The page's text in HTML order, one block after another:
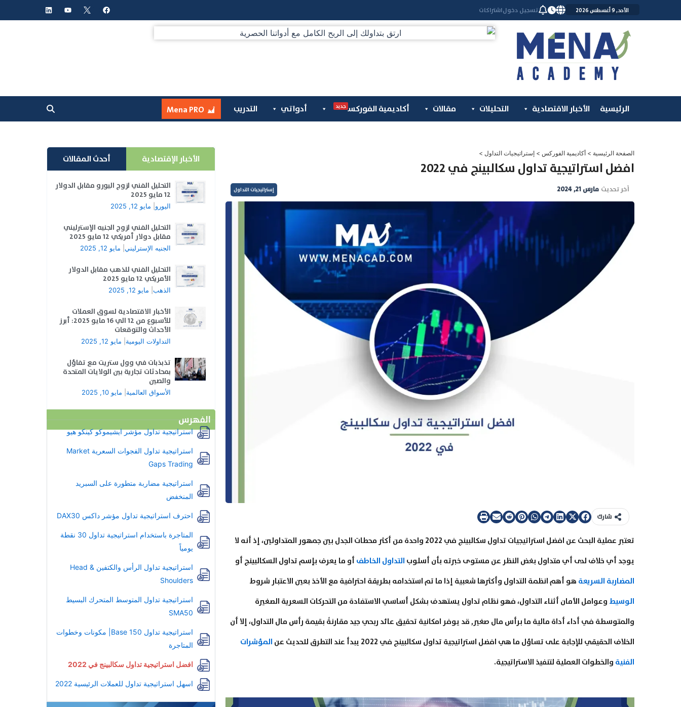
إلى
الأحد, 9 أغسطس 2026 تسجيل دخولاشتراكات
F
a
c
Y
o
u
L
i
n
الرئيسية الأخبار الاقتصادية التحليلات مقالات أكاديمية الفوركس جديد أدواتي التدريب Mena PRO
الصفحة الرئيسية > أكاديمية الفوركس > إستراتيجيات التداول >
افضل استراتيجية تداول سكالبينج في 2022
آخر تحديث مارس 21, 2024 إستراتيجيات التداول
شارك
تعتبر عملية البحث عن افضل استراتيجيات تداول سكالبينج في 2022 واحدة من أكثر محطات الجدل بين جمهور المتداولين، إذ أنه لا
يوجد أي خلاف لدى أي متداول بغض النظر عن مستوى خبرته بأن أسلوب التداول الخاطف أو ما يعرف بإسم تداول السكالبينج أو
المضاربة السريعة هو أهم انظمة التداول وأكثرها شعبية إذا ما تم استخدامه بطريقة احترافية مع الأخذ بعين الاعتبار شروط
الوسيط وعوامل الأمان أثناء التداول، فهو نظام تداول يستهدف بشكل أساسي الاستفادة من التحركات السعرية الصغيرة
والمتوسطة في أداء أداة مالية ما برأس مال صغير, قد يوفر امكانية تحقيق عائد ربحي جيد مقارنةً بقيمة رأس مال التداول، إلا أن
الخلاف الحقيقي للإجابة على تساؤل ما هي افضل استراتيجية تداول سكالبينج في 2022 يبدأ عند التطرق للحديث عن
المؤشرات
الفنية والخطوات العملية لتنفيذ الاستراتيجية.
الأخبار الإقتصادية أحدث المقالات
التحليل الفني لزوج اليورو مقابل الدولار
12 مايو 2025
اليورو مايو 12, 2025
التحليل الفني لزوج الجنيه الإسترليني
مقابل دولار أمريكي 12 مايو 2025
الجنيه الإسترليني مايو 12, 2025
التحليل الفني للذهب مقابل الدولار
الأمريكي 12 مايو 2025
الذهب مايو 12, 2025
الأخبار الاقتصادية لسوق العملات
للأسبوع من 12 الي 16 مايو 2025: أبرز
الأحداث والتوقعات
التداولات اليومية مايو 12, 2025
تذبذبات في وول ستريت مع تفاؤل
بمحادثات تجارية بين الولايات المتحدة
والصين
الأسواق العالمية مايو 10, 2025
الفهرس
استراتيجية تداول مؤشر ايشيموكو كينكو هيو
استراتيجية تداول الفجوات السعرية Market
Gaps Trading
استراتيجية مضاربة متطورة على السبريد
المنخفض
احترف استراتيجية تداول مؤشر داكس DAX30
المتاجرة باستخدام استراتيجية تداول 30 نقطة
يومياً
استراتيجية تداول الرأس والكتفين Head &
Shoulders
استراتيجية تداول المتوسط المتحرك البسيط
SMA50
استراتيجية تداول Base 150| مكونات وخطوات
المتاجرة
افضل استراتيجية تداول سكالبينج في 2022
اسهل استراتيجية تداول للعملات الرئيسية 2022